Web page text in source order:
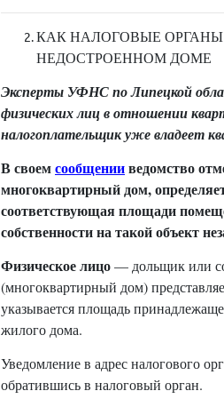
КАК НАЛОГОВЫЕ
НЕДОСТРОЕННОМ ДОМЕ
Эксперты УФНС по Липецкой
физических лиц в отношении
налогоплательщик уже владеет
В своемсообщенииведомство
многоквартирный дом,
соответствующая площади
собственности на такой объект
Физическое лицо— дольщик или
(многоквартирный дом)
указывается площадь
жилого дома.
Уведомление в адрес налогового
обратившись в налоговый орган.